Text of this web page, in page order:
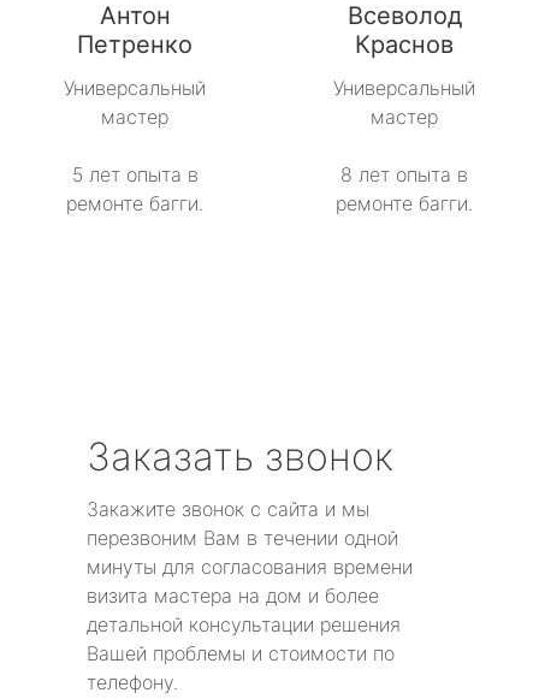
Антон
Петренко
Универсальный
мастер
5 лет опыта в
ремонте багги.
Всеволод
Краснов
Универсальный
мастер
8 лет опыта в
ремонте багги.
Заказать звонок
Закажите звонок с сайта и мы
перезвоним Вам в течении одной
минуты для согласования времени
визита мастера на дом и более
детальной консультации решения
Вашей проблемы и стоимости по
телефону.